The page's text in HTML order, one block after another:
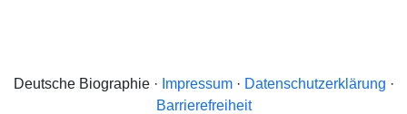
Deutsche Biographie · Impressum· Datenschutzerklärung ·
Barrierefreiheit